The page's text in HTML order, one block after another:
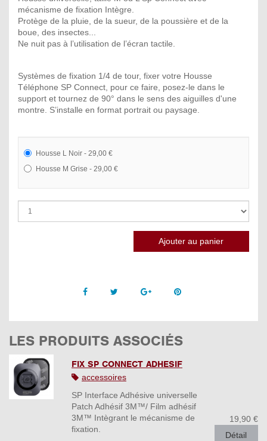
mécanisme de fixation Intègre.
Protège de la pluie, de la sueur, de la poussière et de la
boue, des insectes...
Ne nuit pas à l’utilisation de l’écran tactile.
Systèmes de fixation 1/4 de tour, fixer votre Housse
Téléphone SP Connect, pour ce faire, posez-le dans le
support et tournez de 90° dans le sens des aiguilles d'une
montre. S’installe en format portrait ou paysage.
Housse L Noir - 29,00 €
Housse M Grise - 29,00 €
Facebook Twitter Google +Pinterest
LES PRODUITS ASSOCIÉS
FIX SP CONNECT ADHESIF
accessoires
SP Interface Adhésive universelle
Patch Adhésif 3M™/ Film adhésif
3M™ Intègrant le mécanisme de
fixation.
19,90 €
Détail